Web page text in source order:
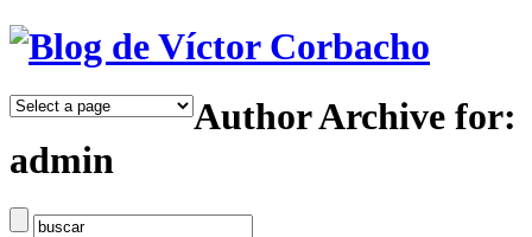
Author Archive for:
admin